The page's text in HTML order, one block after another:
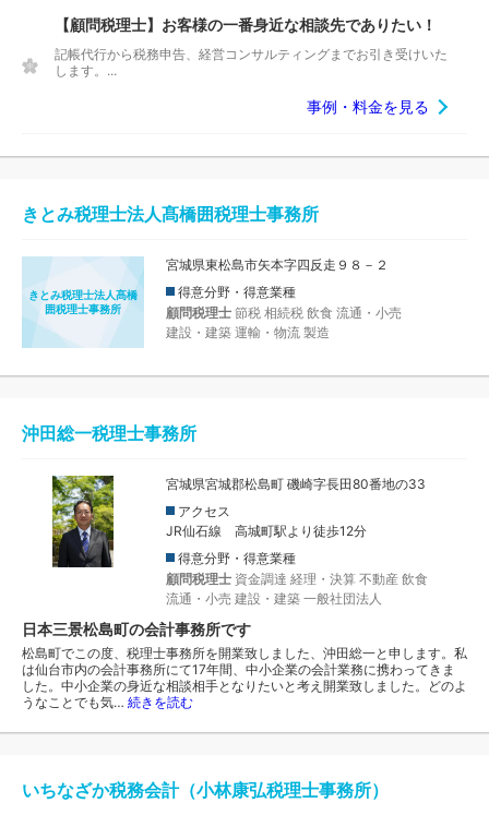
【顧問税理士】お客様の一番身近な相談先でありたい！
記帳代行から税務申告、経営コンサルティングまでお引き受けいた
します。...
事例・料金を見る
きとみ税理士法人髙橋囲税理士事務所
きとみ税理士法人髙橋
囲税理士事務所
宮城県東松島市矢本字四反走９８－２
得意分野・得意業種
顧問税理士 節税 相続税 飲食 流通・小売
建設・建築 運輸・物流 製造
沖田総一税理士事務所
宮城県宮城郡松島町 磯崎字長田80番地の33
アクセス
JR仙石線 高城町駅より徒歩12分
得意分野・得意業種
顧問税理士 資金調達 経理・決算 不動産 飲食
流通・小売 建設・建築 一般社団法人
日本三景松島町の会計事務所です
松島町でこの度、税理士事務所を開業致しました、沖田総一と申します。私
は仙台市内の会計事務所にて17年間、中小企業の会計業務に携わってきま
した。中小企業の身近な相談相手となりたいと考え開業致しました。どのよ
うなことでも気… 続きを読む
いちなざか税務会計（小林康弘税理士事務所）